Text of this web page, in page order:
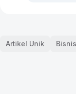
Artikel Unik Bisnis